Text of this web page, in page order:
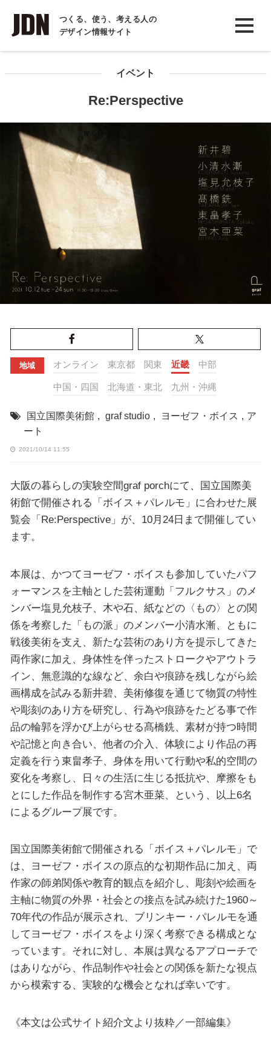
つくる、使う、考える人の
デザイン情報サイト
INTERVIEW
インタビュー
イベント
Re:Perspective
地域 オンライン 東京都 関東 近畿 中部
中国・四国 北海道・東北 九州・沖縄
国立国際美術館 , graf studio , ヨーゼフ・ボイス , ア
ート
2021/10/14 11:55
大阪の暮らしの実験空間graf porchにて、国立国際美
術館で開催される「ボイス＋パレルモ」に合わせた展
覧会「Re:Perspective」が、10月24日まで開催してい
ます。
本展は、かつてヨーゼフ・ボイスも参加していたパフ
ォーマンスを主軸とした芸術運動「フルクサス」のメ
ンバー塩見允枝子、木や石、紙などの〈もの〉との関
係を考察した「もの派」のメンバー小清水漸、ともに
戦後美術を支え、新たな芸術のあり方を提示してきた
両作家に加え、身体性を伴ったストロークやアウトラ
イン、無意識的な線など、余白や痕跡を残しながら絵
画構成を試みる新井碧、美術修復を通じて物質の特性
や彫刻のあり方を研究し、行為や痕跡をたどる事で作
品の輪郭を浮かび上がらせる髙橋銑、素材が持つ時間
や記憶と向き合い、他者の介入、体験により作品の再
定義を行う東畠孝子、身体を用いて行動や私的空間の
変化を考察し、日々の生活に生じる抵抗や、摩擦をも
とにした作品を制作する宮木亜菜、という、以上6名
によるグループ展です。
国立国際美術館で開催される「ボイス＋パレルモ」で
は、ヨーゼフ・ボイスの原点的な初期作品に加え、両
作家の師弟関係や教育的観点を紹介し、彫刻や絵画を
主軸に物質の外界・社会との接点を試み続けた1960～
70年代の作品が展示され、ブリンキー・パレルモを通
してヨーゼフ・ボイスをより深く考察できる構成とな
っています。それに対し、本展は異なるアプローチで
はありながら、作品制作や社会との関係を新たな視点
から模索する、実験的な機会となれば幸いです。
《本文は公式サイト紹介文より抜粋／一部編集》